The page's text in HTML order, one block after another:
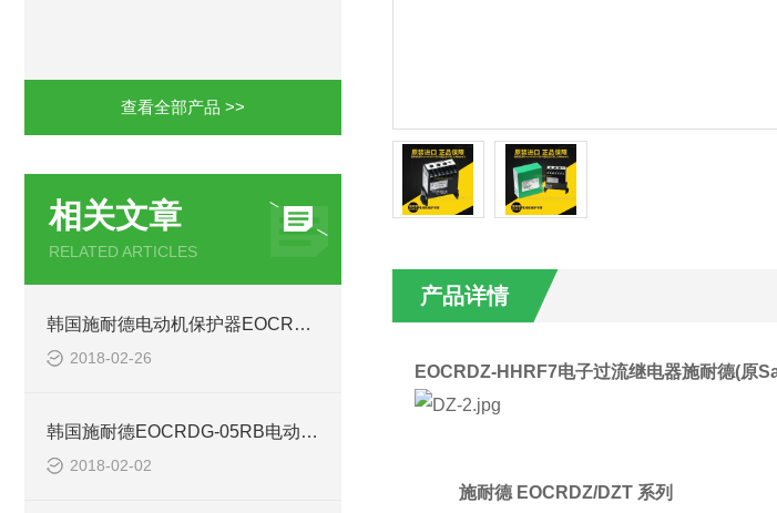
查看全部产品 >>
相关文章
RELATED ARTICLES
韩国施耐德电动机保护器EOCRDZ-05RM7
2018-02-26
韩国施耐德EOCRDG-05RB电动机保护器
2018-02-02
产品详情
EOCRDZ-HHRF7电子过流继电器施耐德(原
施耐德 EOCRDZ/DZT 系列